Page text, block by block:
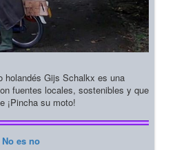
holandés Gijs Schalkx es una
fuentes locales, sostenibles y que
¡Pincha su moto!
No es no